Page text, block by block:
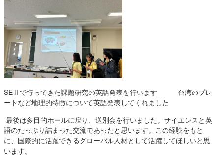
SEⅡで行ってきた課題研究の英語発表を行います 台湾のプレ
ートなど地理的特徴について英語発表してくれました
最後は多目的ホールに戻り、送別会を行いました。サイエンスと英
語のたっぷり詰まった交流であったと思います。この経験をもと
に、国際的に活躍できるグローバル人材として活躍してほしいと思
います。